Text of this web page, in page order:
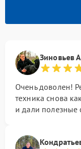
Зиновьев
Очень доволен!
техника снова
и дали полезные